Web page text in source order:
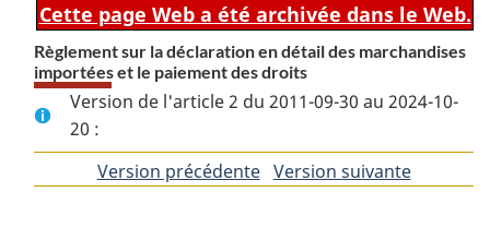
Cette page Web a été archivée dans le Web.
Règlement sur la déclaration en détail des marchandises
importées et le paiement des droits
Version de l'article 2 du 2011-09-30 au 2024-10-
20 :
Version précédentedeVersion suivantede